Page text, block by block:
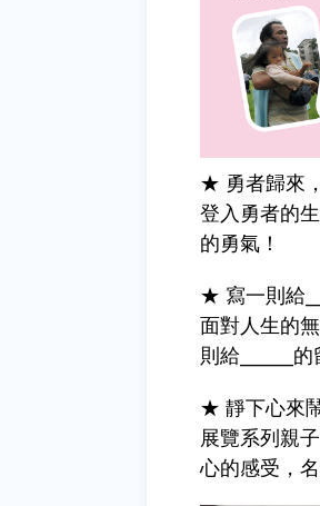
★ 勇者歸來
登入勇者的
的勇氣！
★ 寫一則給
面對人生的
則給______
★ 靜下心來
展覽系列親
心的感受，